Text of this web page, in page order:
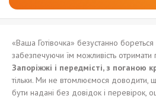
«Ваша Готівочка» безустанно бореться
забезпечуючи їм можливість
Запоріжжі і передмісті, з поганою
тільки. Ми не втомлюємося доводити,
бути надані без довідок і перевірок,